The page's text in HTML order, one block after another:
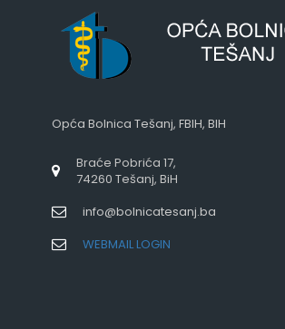
Opća Bolnica Tešanj, FBIH, BIH
Braće Pobrića 17,
74260 Tešanj, BiH
info@bolnicatesanj.ba
WEBMAIL LOGIN